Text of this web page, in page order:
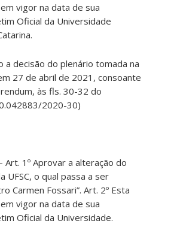
vigor na data de sua
Oficial da Universidade
a decisão do plenário tomada na
27 de abril de 2021, consoante
às fls. 30-32 do
2020-30)
Art. 1º Aprovar a alteração do
UFSC, o qual passa a ser
Carmen Fossari”. Art. 2º Esta
vigor na data de sua
Oficial da Universidade.